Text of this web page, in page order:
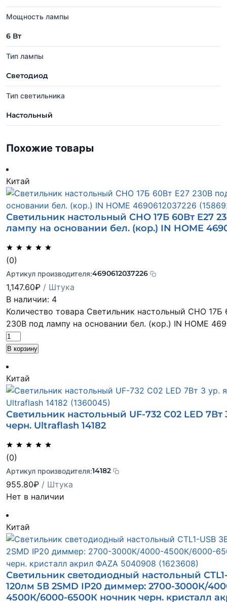
Мощность лампы
6 Вт
Тип лампы
Светодиод
Тип светильника
Настольный
Похожие товары
Китай
Светильник настольный СНО 17Б 60Вт E27
лампу на основании бел. (кор.) IN HOME
(0)
Артикул производителя:4690612037226
1,147.60₽ / Штука
В наличии: 4
Количество товара Светильник настольный СНО 17Б
230В под лампу на основании бел. (кор.) IN HOME
В корзину
Китай
Светильник настольный UF-732 С02 LED 7Вт
черн. Ultraflash 14182
(0)
Артикул производителя:14182
955.80₽ / Штука
Нет в наличии
Китай
Светильник светодиодный настольный
120лм 5В 2SMD IP20 диммер: 2700-3000К/
4500К/6000-6500К ночник черн. кристалл